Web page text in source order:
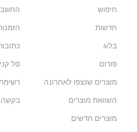
חיפוש
חדשות
בלוג
פורום
מוצרים שנצפו לאחרונה
השוואת מוצרים
מוצרים חדשים
סל
בקשה